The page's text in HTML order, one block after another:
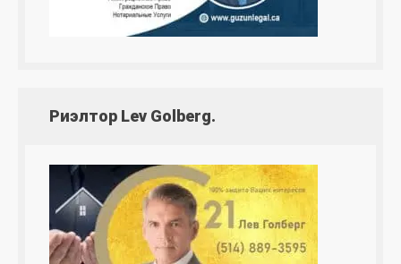
Риэлтор Lev Golberg.